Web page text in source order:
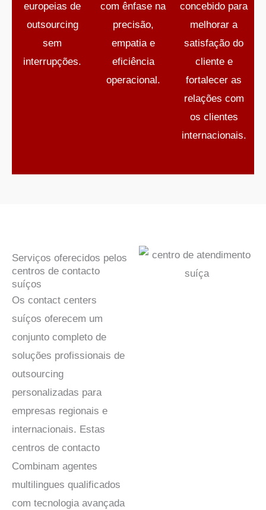
europeias de
outsourcing
sem
interrupções.
com ênfase na
precisão,
empatia e
eficiência
operacional.
concebido para
melhorar a
satisfação do
cliente e
fortalecer as
relações com
os clientes
internacionais.
Serviços oferecidos pelos
centros de contacto
suíços
Os contact centers
suíços oferecem um
conjunto completo de
soluções profissionais de
outsourcing
personalizadas para
empresas regionais e
internacionais. Estas
centros de contacto
Combinam agentes
multilingues qualificados
com tecnologia avançada